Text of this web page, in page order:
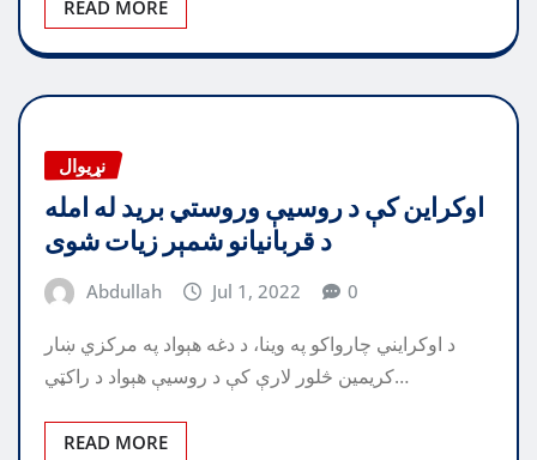
READ MORE
نړیوال
اوکراين کې د روسيې وروستي بريد له امله
د قربانيانو شمېر زيات شوی
Abdullah Jul 1, 2022 0
د اوکرايني چارواکو په وينا، د دغه هېواد په مرکزي ښار
کريمين څلور لارې کې د روسيې هېواد د راکټي…
READ MORE